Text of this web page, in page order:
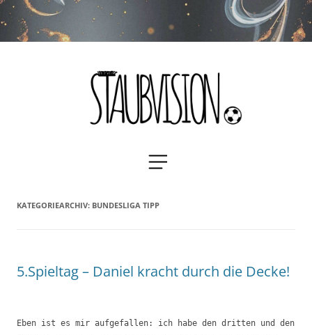
MENÜ
KATEGORIEARCHIV: BUNDESLIGA TIPP
5.Spieltag – Daniel kracht durch die Decke!
Eben ist es mir aufgefallen: ich habe den dritten und den